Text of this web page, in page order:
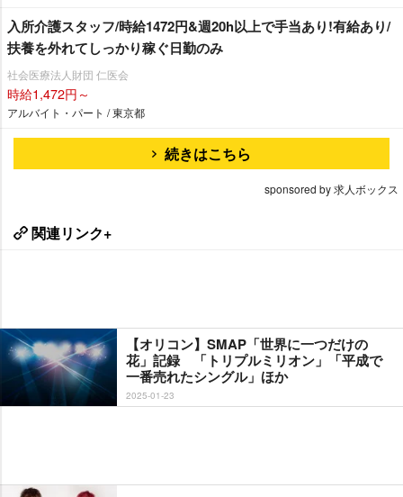
入所介護スタッフ/時給1472円&週20h以上で手当あり!有給あり/
扶養を外れてしっかり稼ぐ日勤のみ
社会医療法人財団 仁医会
時給1,472円～
アルバイト・パート / 東京都
続きはこちら
sponsored by 求人ボックス
関連リンク+
【オリコン】SMAP「世界に一つだけの
花」記録 「トリプルミリオン」「平成で
一番売れたシングル」ほか
2025-01-23